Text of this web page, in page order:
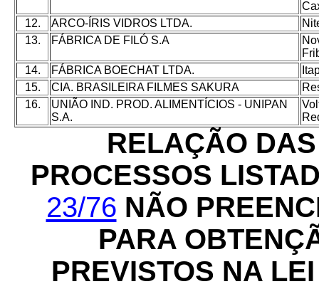
12.
ARCO-ÍRIS VIDROS LTDA.
13.
FÁBRICA DE FILÓ S.A
14.
FÁBRICA BOECHAT LTDA.
15.
CIA. BRASILEIRA FILMES SAKURA
16.
UNIÃO IND. PROD. ALIMENTÍCIOS - UNIPAN
S.A.
RELAÇÃO
PROCESSOS
23/76 NÃO
PARA
PREVISTOS NA